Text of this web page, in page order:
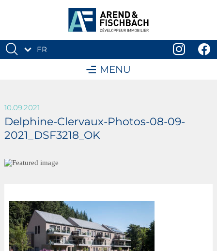
FR
MENU
10.09.2021
Delphine-Clervaux-Photos-08-09-
2021_DSF3218_OK